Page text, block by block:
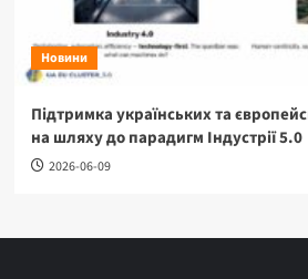
Новини
Підтримка українських та
на шляху до парадигм Індустрії 5.0
2026-06-09